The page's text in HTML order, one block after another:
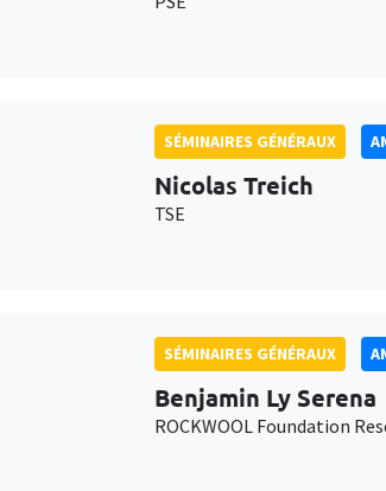
SÉMINAIRES GÉNÉRAUX
Nicolas Treich
TSE
SÉMINAIRES GÉNÉRAUX
Benjamin Ly Serena
ROCKWOOL Foundation